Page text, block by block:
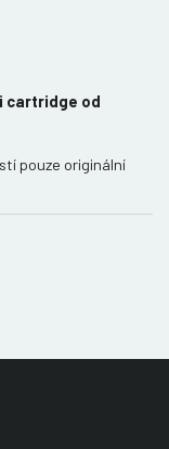
cartridge od
pouze originální